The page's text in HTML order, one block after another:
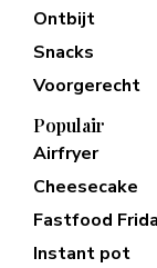
Ontbijt
Snacks
Voorgerecht
Populair
Airfryer
Cheesecake
Fastfood
Instant pot